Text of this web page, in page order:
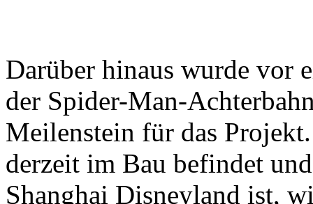
Darüber hinaus wurde vor
der Spider-Man-
Meilenstein für das
derzeit im Bau befindet
Shanghai Disneyland ist,